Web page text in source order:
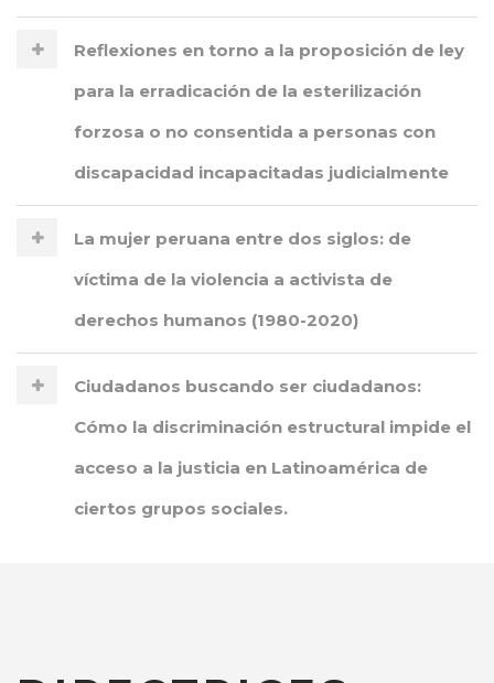
Reflexiones en torno a la proposición de ley
para la erradicación de la esterilización
forzosa o no consentida a personas con
discapacidad incapacitadas judicialmente
La mujer peruana entre dos siglos: de
víctima de la violencia a activista de
derechos humanos (1980-2020)
Ciudadanos buscando ser ciudadanos:
Cómo la discriminación estructural impide el
acceso a la justicia en Latinoamérica de
ciertos grupos sociales.